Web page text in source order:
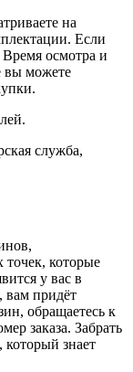
на
Если
осмотра и
вы можете
служба,
которые
у вас в
вам придёт
обращаетесь к
заказа. Забрать
знает